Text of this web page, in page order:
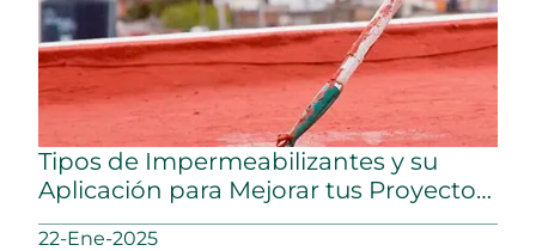
Tipos de Impermeabilizantes y su
Aplicación para Mejorar tus Proyectos
de Construcción
22-Ene-2025